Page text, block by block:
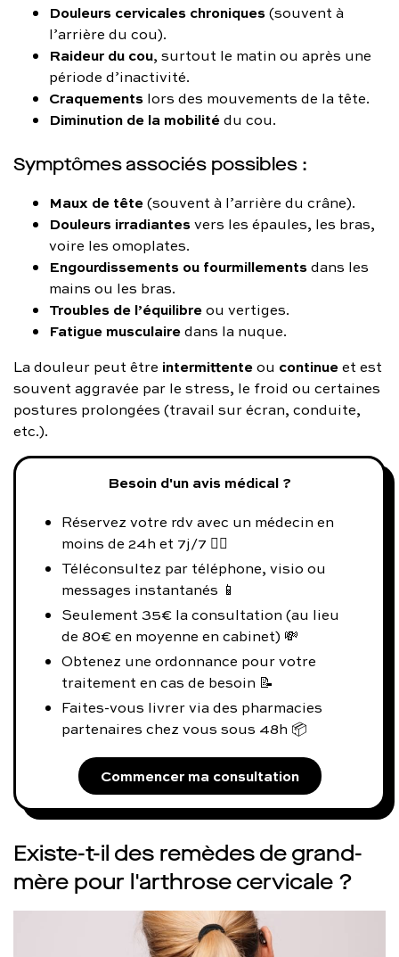
Douleurs cervicales chroniques(souvent à
l’arrière du cou).
Raideur du cou, surtout le matin ou après une
période d’inactivité.
Craquements lors des mouvements de la tête.
Diminution de la mobilitédu cou.
Symptômes associés possibles :
Maux de tête(souvent à l’arrière du crâne).
Douleurs irradiantesvers les épaules, les bras,
voire les omoplates.
Engourdissements ou fourmillementsdans les
mains ou les bras.
Troubles de l’équilibreou vertiges.
Fatigue musculairedans la nuque.
La douleur peut être intermittenteou continueet est
souvent aggravée par le stress, le froid ou certaines
postures prolongées (travail sur écran, conduite,
etc.).
Besoin d'un avis médical ?
Réservez votre rdv avec un médecin en
moins de 24h et 7j/7 👨‍⚕️
Téléconsultez par téléphone, visio ou
messages instantanés 📱
Seulement 35€ la consultation (au lieu
de 80€ en moyenne en cabinet) 💸
Obtenez une ordonnance pour votre
traitement en cas de besoin 📝
Faites-vous livrer via des pharmacies
partenaires chez vous sous 48h 📦
Commencer ma consultation
Existe-t-il des remèdes de grand-
mère pour l'arthrose cervicale ?